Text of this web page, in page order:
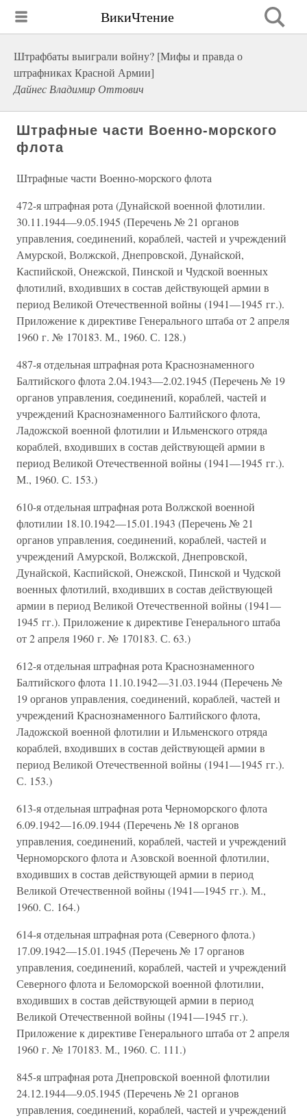
ВикиЧтение
Штрафбаты выиграли войну? [Мифы и правда о
штрафниках Красной Армии]
Дайнес Владимир Оттович
Штрафные части Военно-морского
флота
Штрафные части Военно-морского флота
472-я штрафная рота (Дунайской военной флотилии.
30.11.1944—9.05.1945 (Перечень № 21 органов
управления, соединений, кораблей, частей и учреждений
Амурской, Волжской, Днепровской, Дунайской,
Каспийской, Онежской, Пинской и Чудской военных
флотилий, входивших в состав действующей армии в
период Великой Отечественной войны (1941—1945 гг.).
Приложение к директиве Генерального штаба от 2 апреля
1960 г. № 170183. М., 1960. С. 128.)
487-я отдельная штрафная рота Краснознаменного
Балтийского флота 2.04.1943—2.02.1945 (Перечень № 19
органов управления, соединений, кораблей, частей и
учреждений Краснознаменного Балтийского флота,
Ладожской военной флотилии и Ильменского отряда
кораблей, входивших в состав действующей армии в
период Великой Отечественной войны (1941—1945 гг.).
М., 1960. С. 153.)
610-я отдельная штрафная рота Волжской военной
флотилии 18.10.1942—15.01.1943 (Перечень № 21
органов управления, соединений, кораблей, частей и
учреждений Амурской, Волжской, Днепровской,
Дунайской, Каспийской, Онежской, Пинской и Чудской
военных флотилий, входивших в состав действующей
армии в период Великой Отечественной войны (1941—
1945 гг.). Приложение к директиве Генерального штаба
от 2 апреля 1960 г. № 170183. С. 63.)
612-я отдельная штрафная рота Краснознаменного
Балтийского флота 11.10.1942—31.03.1944 (Перечень №
19 органов управления, соединений, кораблей, частей и
учреждений Краснознаменного Балтийского флота,
Ладожской военной флотилии и Ильменского отряда
кораблей, входивших в состав действующей армии в
период Великой Отечественной войны (1941—1945 гг.).
С. 153.)
613-я отдельная штрафная рота Черноморского флота
6.09.1942—16.09.1944 (Перечень № 18 органов
управления, соединений, кораблей, частей и учреждений
Черноморского флота и Азовской военной флотилии,
входивших в состав действующей армии в период
Великой Отечественной войны (1941—1945 гг.). М.,
1960. С. 164.)
614-я отдельная штрафная рота (Северного флота.)
17.09.1942—15.01.1945 (Перечень № 17 органов
управления, соединений, кораблей, частей и учреждений
Северного флота и Беломорской военной флотилии,
входивших в состав действующей армии в период
Великой Отечественной войны (1941—1945 гг.).
Приложение к директиве Генерального штаба от 2 апреля
1960 г. № 170183. М., 1960. С. 111.)
845-я штрафная рота Днепровской военной флотилии
24.12.1944—9.05.1945 (Перечень № 21 органов
управления, соединений, кораблей, частей и учреждений